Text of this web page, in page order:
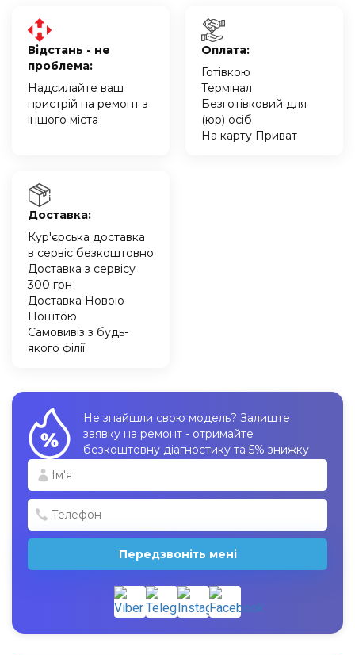
Відстань - не
проблема:
Надсилайте ваш
пристрій на ремонт з
іншого міста
Оплата:
Готівкою
Термінал
Безготівковий для
(юр) осіб
На карту Приват
Доставка:
Кур'єрська доставка
в сервіс безкоштовно
Доставка з сервісу
300 грн
Доставка Новою
Поштою
Самовивіз з будь-
якого філії
Не знайшли свою модель? Залиште
заявку на ремонт - отримайте
безкоштовну діагностику та 5% знижку
Передзвоніть мені